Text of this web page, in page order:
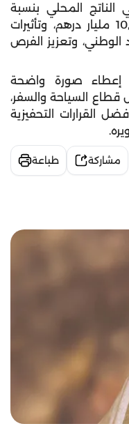
الناتج المحلي بنسبة
تصل إلى 8.7‎% بما يعادل 10,8 مليار درهم، وتأثيرات
الوطني، وتعزيز الفرص
إعطاء صورة واضحة
قطاع السياحة والسفر،
القرارات التحفيزية
مشاركة طباعة